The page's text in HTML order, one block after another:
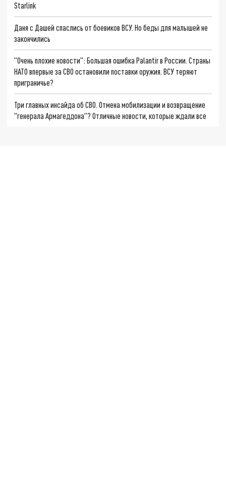
Starlink
Даня с Дашей спаслись от боевиков ВСУ. Но беды для малышей не
закончились
"Очень плохие новости": Большая ошибка Palantir в России. Страны
НАТО впервые за СВО остановили поставки оружия. ВСУ теряют
приграничье?
Три главных инсайда об СВО. Отмена мобилизации и возвращение
"генерала Армагеддона"? Отличные новости, которые ждали все